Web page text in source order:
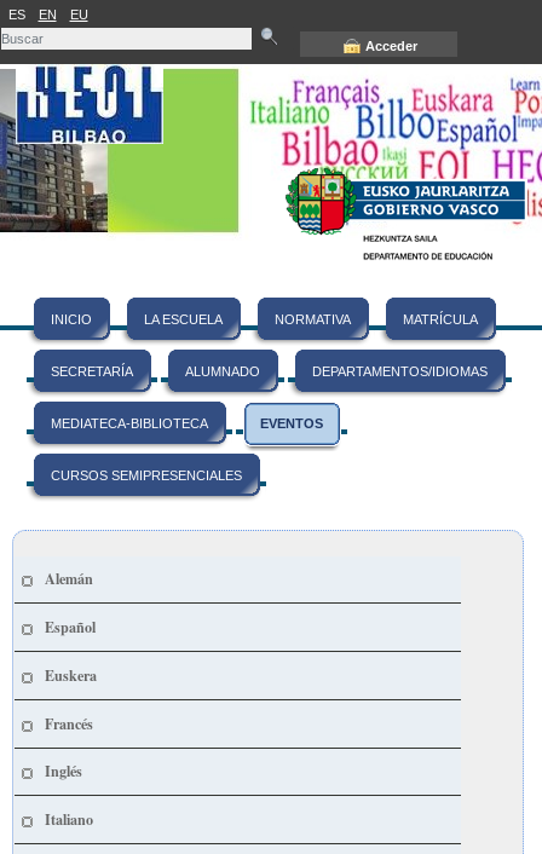
ES EN EU
Acceder
INICIO LA ESCUELA NORMATIVA MATRÍCULA
SECRETARÍA ALUMNADO DEPARTAMENTOS/IDIOMAS
MEDIATECA-BIBLIOTECA EVENTOS
CURSOS SEMIPRESENCIALES
Alemán
Español
Euskera
Francés
Inglés
Italiano